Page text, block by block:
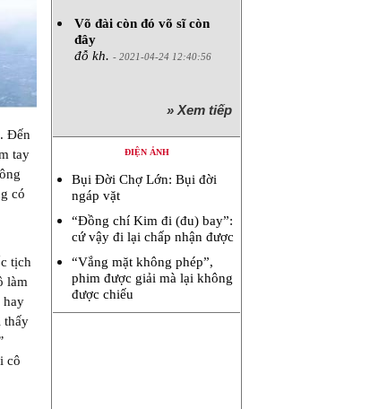
Đến
tay
có
tịch
làm
hay
thấy
cô
Võ đài còn đó võ sĩ còn
đây
đỗ kh. - 2021-04-24 12:40:56
» Xem tiếp
ĐIỆN ẢNH
Bụi Đời Chợ Lớn: Bụi đời
ngáp vặt
“Đồng chí Kim đi (đu) bay”:
cứ vậy đi lại chấp nhận được
“Vắng mặt không phép”,
phim được giải mà lại không
được chiếu